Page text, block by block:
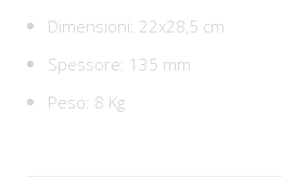
Dimensioni: 22x28,5 cm
Spessore: 135 mm
Peso: 8 Kg